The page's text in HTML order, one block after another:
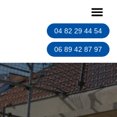
04 82 29 44 54
06 89 42 87 97